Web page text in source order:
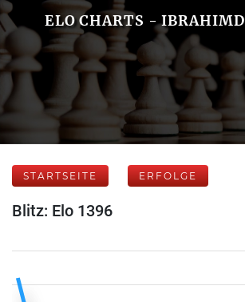
ELO CHARTS - IBRAHIMD
STARTSEITE ERFOLGE
Blitz: Elo 1396